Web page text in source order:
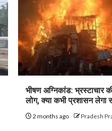
भीषण अग्निकांड: भ्रस्टाचार
लोग, क्या कभी प्रशासन लेगा
2 months ago Pradesh